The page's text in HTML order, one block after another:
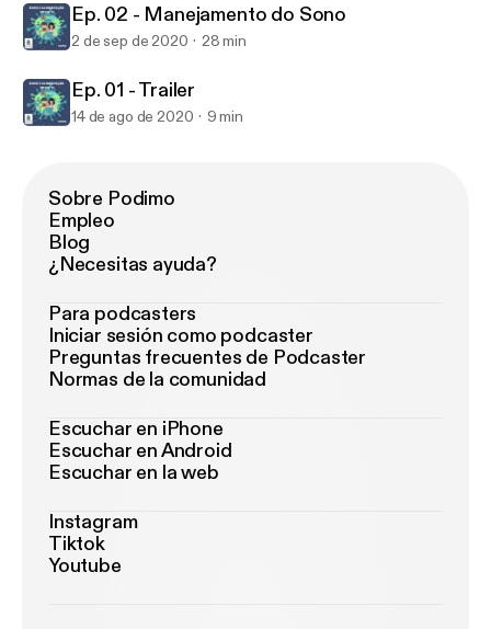
Ep. 02 - Manejamento do Sono
2 de sep de 2020 28 min
Ep. 01 - Trailer
14 de ago de 2020 9 min
Sobre Podimo
Empleo
Blog
¿Necesitas ayuda?
Para podcasters
Iniciar sesión como podcaster
Preguntas frecuentes de Podcaster
Normas de la comunidad
Escuchar en iPhone
Escuchar en Android
Escuchar en la web
Instagram
Tiktok
Youtube